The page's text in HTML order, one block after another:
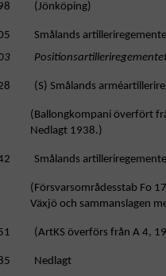
(Jönköping)
Smålands artilleriregemente
(S) Smålands
överfört från
Nedlagt 1938.)
Smålands artilleriregemente
Fo 17
Växjö och sammanslagen
(ArtKS överförs från A 4,
Nedlagt